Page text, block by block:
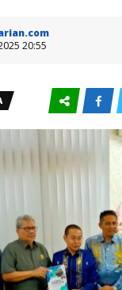
20:55